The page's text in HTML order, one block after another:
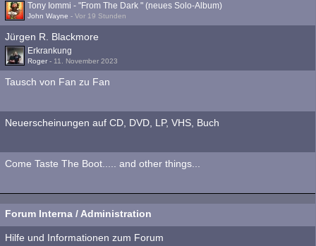
Tony Iommi - "From The Dark " (neues Solo-Album)
John Wayne - Vor 19 Stunden
Jürgen R. Blackmore
Erkrankung
Roger - 11. November 2023
Tausch von Fan zu Fan
Neuerscheinungen auf CD, DVD, LP, VHS, Buch
Come Taste The Boot..... and other things...
Forum Interna / Administration
Hilfe und Informationen zum Forum